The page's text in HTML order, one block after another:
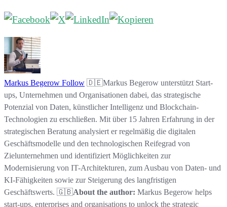
Markus Begerow Follow 🇩🇪Markus Begerow unterstützt Start-
ups, Unternehmen und Organisationen dabei, das strategische
Potenzial von Daten, künstlicher Intelligenz und Blockchain-
Technologien zu erschließen. Mit über 15 Jahren Erfahrung in der
strategischen Beratung analysiert er regelmäßig die digitalen
Geschäftsmodelle und den technologischen Reifegrad von
Zielunternehmen und identifiziert Möglichkeiten zur
Modernisierung von IT-Architekturen, zum Ausbau von Daten- und
KI-Fähigkeiten sowie zur Steigerung des langfristigen
Geschäftswerts. 🇬🇧About the author: Markus Begerow helps
start-ups, enterprises and organisations to unlock the strategic